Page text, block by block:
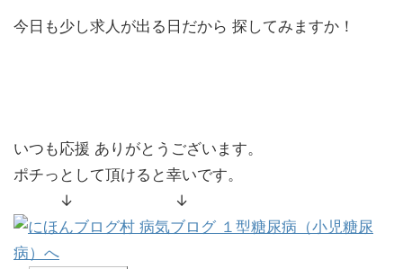
今日も少し求人が出る日だから 探してみますか！
いつも応援 ありがとうございます。
ポチっとして頂けると幸いです。
↓ ↓